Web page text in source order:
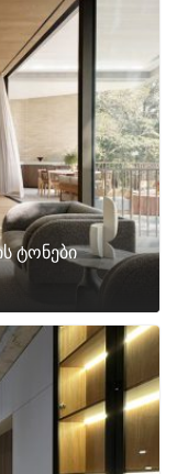
ტონები